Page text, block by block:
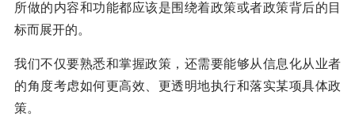
所做的内容和功能都应该是围绕着政策或者政策背后的目
标而展开的。
我们不仅要熟悉和掌握政策，还需要能够从信息化从业者
的角度考虑如何更高效、更透明地执行和落实某项具体政
策。